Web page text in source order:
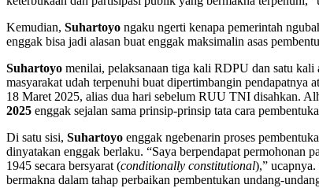
Kemudian, Suhartoyo ngaku ngerti kenapa pemerintah
enggak bisa jadi alasan buat enggak maksimalin asas
Suhartoyo menilai, pelaksanaan tiga kali RDPU dan satu
masyarakat udah terpenuhi buat dipertimbangin pendapatnya
18 Maret 2025, alias dua hari sebelum RUU TNI disahkan.
2025 enggak sejalan sama prinsip-prinsip tata cara
Di satu sisi, Suhartoyo enggak ngebenarin proses
dinyatakan enggak berlaku. “Saya berpendapat permohonan
1945 secara bersyarat (conditionally constitutional),”
bermakna dalam tahap perbaikan pembentukan undang-